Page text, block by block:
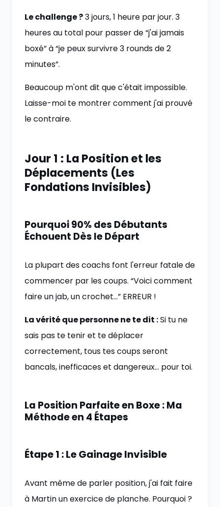
Le challenge ?3 jours, 1 heure par jour. 3
heures au total pour passer de “j'ai jamais
boxé” à “je peux survivre 3 rounds de 2
minutes”.
Beaucoup m'ont dit que c'était impossible.
Laisse-moi te montrer comment j'ai prouvé
le contraire.
Jour 1 : La Position et les
Déplacements (Les
Fondations Invisibles)
Pourquoi 90% des Débutants
Échouent Dès le Départ
La plupart des coachs font l'erreur fatale de
commencer par les coups. “Voici comment
faire un jab, un crochet…” ERREUR !
La vérité que personne ne te dit :Si tu ne
sais pas te tenir et te déplacer
correctement, tous tes coups seront
bancals, inefficaces et dangereux… pour toi.
La Position Parfaite en Boxe : Ma
Méthode en 4 Étapes
Étape 1 : Le Gainage Invisible
Avant même de parler position, j'ai fait faire
à Martin un exercice de planche. Pourquoi ?